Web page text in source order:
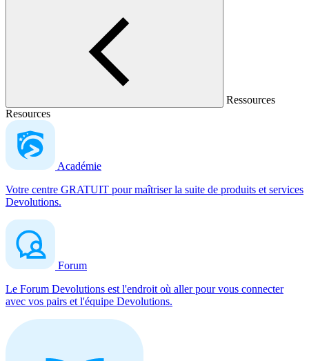
Ressources
Resources
Académie
Votre centre GRATUIT pour maîtriser la suite de produits et services
Devolutions.
Forum
Le Forum Devolutions est l'endroit où aller pour vous connecter
avec vos pairs et l'équipe Devolutions.